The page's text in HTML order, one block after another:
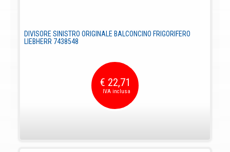
DIVISORE SINISTRO ORIGINALE BALCONCINO FRIGORIFERO
LIEBHERR 7438548
€ 22,71